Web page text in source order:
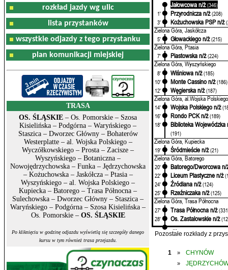
rozkład jazdy wg ulic
lista przystanków
wszystkie odjazdy z tego przystanku
plan komunikacji miejskiej
TRASA
OS. ŚLĄSKIE – Os. Pomorskie – Szosa
Kisielińska – Podgórna – Waryńskiego –
Staszica – Dworzec Główny – Bohaterów
Westerplatte – al. Wojska Polskiego –
Wyczółkowskiego – Prosta – Zacisze –
Wyszyńskiego – Botaniczna –
Nowojędrzychowska – Funka – Jędrzychowska
– Kożuchowska – Jaskółcza – Ptasia –
Wyszyńskiego – al. Wojska Polskiego –
Kupiecka – Batorego – Trasa Północna –
Sulechowska – Dworzec Główny – Staszica –
Waryńskiego – Podgórna – Szosa Kisielińska –
Os. Pomorskie – OS. ŚLĄSKIE
Po kliknięciu w godzinę odjazdu wyświetlą się szczegóły danego
kursu w tym również trasa przejazdu.
Jałowcowa n/ż (346)
1'
Przyrodnicza n/ż (208)
3'
Kożuchowska PSP n/ż
Zielona Góra, Jaskółcza
5' Głowackiego n/ż (215)
Zielona Góra, Ptasia
7' Piastowska n/ż (224)
Zielona Góra, Wyszyńskiego
8' Wiśniowa n/ż (185)
10'
Monte Cassino n/ż (186)
12'
Węgierska n/ż (187)
Zielona Góra, al.Wojska Polskiego
14' Wojska Polskiego n/ż
16'
Rondo PCK n/ż (189)
18'
Biblioteka Wojewódzka
(191)
Zielona Góra, Kupiecka
19' Śródmieście n/ż (21)
Zielona Góra, Batorego
20' Batorego/Dworcowa n/
22' Liceum Plastyczne n/ż
24'
Źródlana n/ż (124)
25'
Rzeźniczaka n/ż (125)
Zielona Góra, Trasa Północna
27' Trasa Północna n/ż
28'
Os. Zastalowskie n/ż
...
Pozostałe rozkłady z
1 » CHYNÓW
»